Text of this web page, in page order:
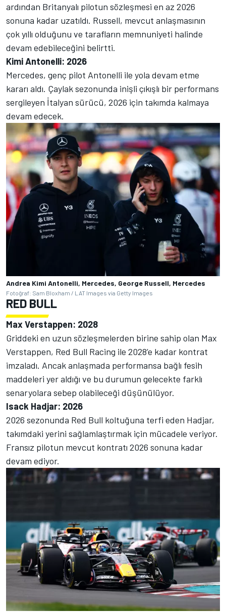
ardından Britanyalı pilotun sözleşmesi en az 2026
sonuna kadar uzatıldı. Russell, mevcut anlaşmasının
çok yıllı olduğunu ve tarafların memnuniyeti halinde
devam edebileceğini belirtti.
Kimi Antonelli: 2026
Mercedes, genç pilot Antonelli ile yola devam etme
kararı aldı. Çaylak sezonunda inişli çıkışlı bir performans
sergileyen İtalyan sürücü, 2026 için takımda kalmaya
devam edecek.
Andrea Kimi Antonelli, Mercedes, George Russell, Mercedes
Fotoğraf: Sam Bloxham / LAT Images via Getty Images
RED BULL
Max Verstappen: 2028
Griddeki en uzun sözleşmelerden birine sahip olan Max
Verstappen, Red Bull Racing ile 2028’e kadar kontrat
imzaladı. Ancak anlaşmada performansa bağlı fesih
maddeleri yer aldığı ve bu durumun gelecekte farklı
senaryolara sebep olabileceği düşünülüyor.
Isack Hadjar: 2026
2026 sezonunda Red Bull koltuğuna terfi eden Hadjar,
takımdaki yerini sağlamlaştırmak için mücadele veriyor.
Fransız pilotun mevcut kontratı 2026 sonuna kadar
devam ediyor.